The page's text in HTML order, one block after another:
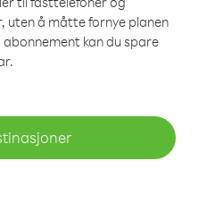
uten å måtte fornye planen
kan du spare